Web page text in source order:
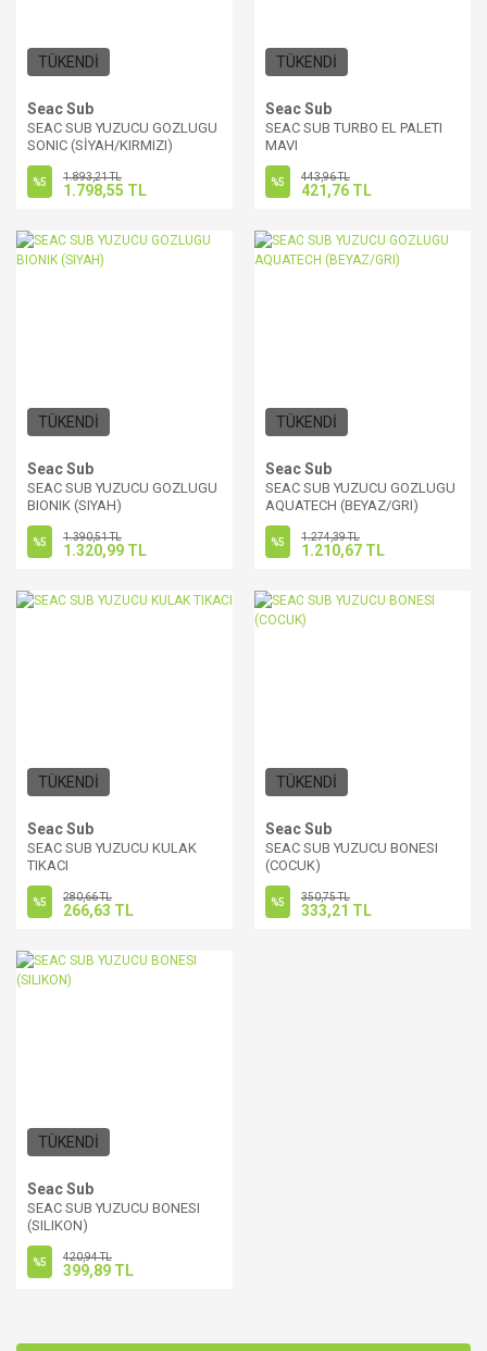
TÜKENDİ
Seac Sub
SEAC SUB YUZUCU GOZLUGU
SONIC (SİYAH/KIRMIZI)
%5 1.893,21 TL
1.798,55 TL
TÜKENDİ
Seac Sub
SEAC SUB TURBO EL PALETI
MAVI
%5 443,96 TL
421,76 TL
TÜKENDİ
Seac Sub
SEAC SUB YUZUCU GOZLUGU
BIONIK (SIYAH)
%5 1.390,51 TL
1.320,99 TL
TÜKENDİ
Seac Sub
SEAC SUB YUZUCU GOZLUGU
AQUATECH (BEYAZ/GRI)
%5 1.274,39 TL
1.210,67 TL
TÜKENDİ
Seac Sub
SEAC SUB YUZUCU KULAK
TIKACI
%5 280,66 TL
266,63 TL
TÜKENDİ
Seac Sub
SEAC SUB YUZUCU BONESI
(COCUK)
%5 350,75 TL
333,21 TL
TÜKENDİ
Seac Sub
SEAC SUB YUZUCU BONESI
(SILIKON)
%5 420,94 TL
399,89 TL